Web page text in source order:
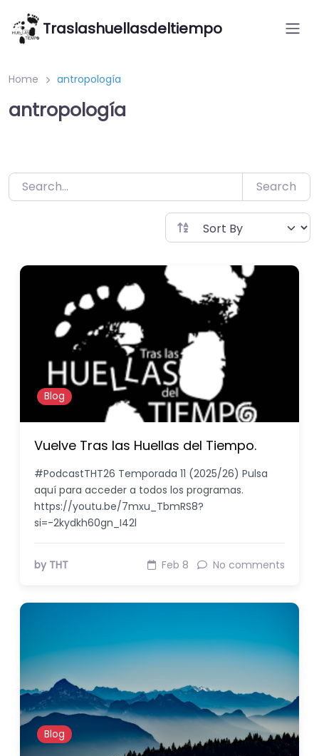
Saltar
contenido
Traslashuellasdeltiempo
Home antropología
antropología
Search
Blog
Vuelve Tras las Huellas del Tiempo.
#PodcastTHT26 Temporada 11 (2025/26) Pulsa
aquí para acceder a todos los programas.
https://youtu.be/7mxu_TbmRS8?
si=-2kydkh60gn_I42l
by THT Feb 8 No comments
Blog